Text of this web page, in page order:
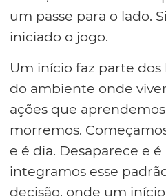
um passe para o lado.
iniciado o jogo.
Um início faz parte
do ambiente onde
ações que
morremos.
e é dia. Desaparece e
integramos esse
decisão, onde um